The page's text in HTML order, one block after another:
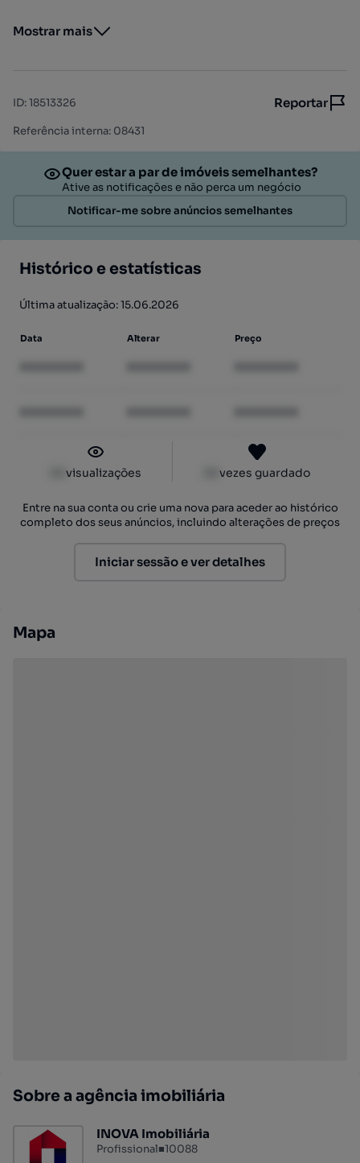
Mostrar mais
ID:18513326 Reportar
Referência interna: 08431
Quer estar a par de imóveis semelhantes?
Ative as notificações e não perca um negócio
Notificar-me sobre anúncios semelhantes
Histórico e estatísticas
Última atualização: 15.06.2026
Data Alterar Preço
visualizações vezes guardado
Entre na sua conta ou crie uma nova para aceder ao histórico
completo dos seus anúncios, incluindo alterações de preços
Iniciar sessão e ver detalhes
Mapa
Sobre a agência imobiliária
INOVA Imobiliária
Profissional■10088